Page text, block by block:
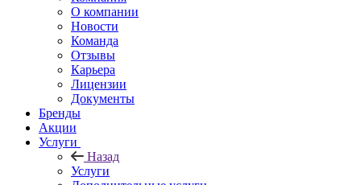
О компании
Новости
Команда
Отзывы
Карьера
Лицензии
Документы
Бренды
Акции
Услуги
Назад
Услуги